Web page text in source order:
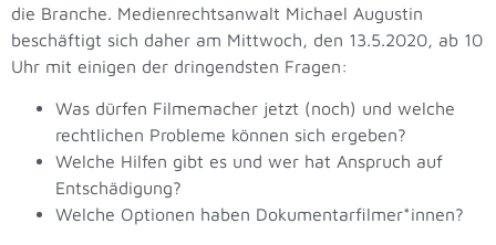
die Branche. Medienrechtsanwalt Michael Augustin
beschäftigt sich daher am Mittwoch, den 13.5.2020, ab 10
Uhr mit einigen der dringendsten Fragen:
Was dürfen Filmemacher jetzt (noch) und welche
rechtlichen Probleme können sich ergeben?
Welche Hilfen gibt es und wer hat Anspruch auf
Entschädigung?
Welche Optionen haben Dokumentarfilmer*innen?